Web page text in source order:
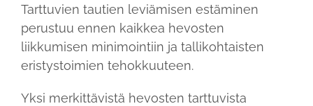
Tarttuvien tautien leviämisen estäminen
perustuu ennen kaikkea hevosten
liikkumisen minimointiin ja tallikohtaisten
eristystoimien tehokkuuteen.
Yksi merkittävistä hevosten tarttuvista